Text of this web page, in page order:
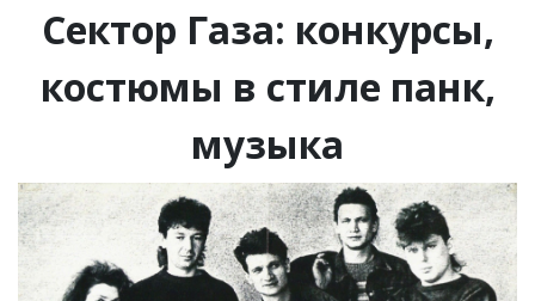
Сектор Газа: конкурсы,
костюмы в стиле панк,
музыка